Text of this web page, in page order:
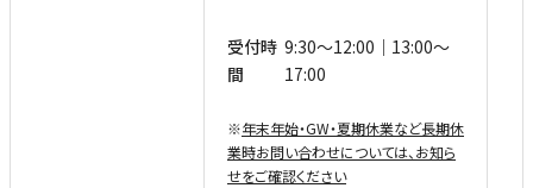
受付時
間
9:30〜12:00｜13:00〜
17:00
※年末年始・GW・夏期休業など⻑期休
業時お問い合わせについては、お知ら
せをご確認ください